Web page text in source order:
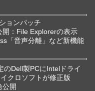
ョンパッチ
開：File Explorerの表示
「音声分離」など新機能
のDell製PCにIntelドライ
クロソフトが修正版
公開